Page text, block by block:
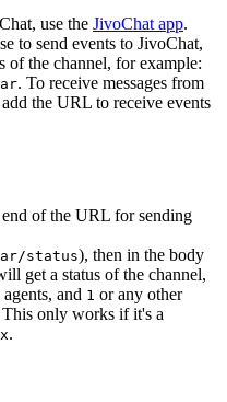
use the JivoChat app.
to send events to JivoChat,
of the channel, for example:
. To receive messages from
the URL to receive events
end of the URL for sending
status), then in the body
get a status of the channel,
and 1 or any other
This only works if it's a
.